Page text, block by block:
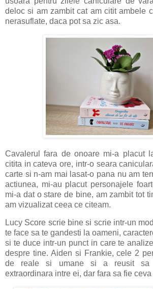
deloc si am zambit cat am citit ambele
nerasuflate, daca pot sa zic asa.
Cavalerul fara de onoare mi-a placut
citita in cateva ore, intr-o seara
carte si n-am mai lasat-o pana nu am
actiunea, mi-au placut personajele
mi-a dat o stare de bine, am zambit tot
am vizualizat ceea ce citeam.
Lucy Score scrie bine si scrie intr-un
te face sa te gandesti la oameni,
si te duce intr-un punct in care te
despre tine. Aiden si Frankie, cele 2
de reale si umane si a reusit sa
extraordinara intre ei, dar fara sa fie